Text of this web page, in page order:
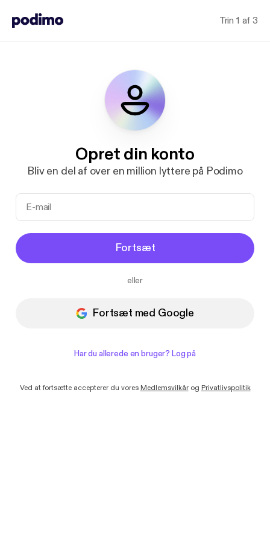
Trin 1 af 3
Opret din konto
Bliv en del af over en million lyttere på Podimo
Jeg vil gerne modtage e-mails med
Fortsæt
eller
Fortsæt med Google
Har du allerede en bruger? Log på
Ved at fortsætte accepterer du vores Medlemsvilkår og Privatlivspolitik